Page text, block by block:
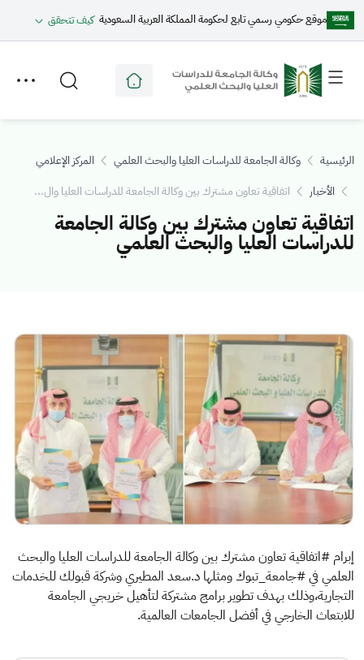
موقع حكومي رسمي تابع لحكومة المملكة العربية السعودية كيف تتحقق
Toggle
menu
Toggle
secondary
menu
الرئيسية وكالة الجامعة للدراسات العليا والبحث العلمي
المركز الإعلامي
الأخبار
اتفاقية تعاون مشترك بين وكالة الجامعة للدراسات العليا وال...
اتفاقية تعاون مشترك بين وكالة الجامعة
للدراسات العليا والبحث العلمي
الصورة
إبرام #اتفاقية تعاون مشترك بين وكالة الجامعة للدراسات العليا والبحث
العلمي في #جامعة_تبوك ومثلها د.سعد المطيري وشركة قبولك للخدمات
التجارية،وذلك بهدف تطوير برامج مشتركة لتأهيل خريجي الجامعة
للابتعاث الخارجي في أفضل الجامعات العالمية.